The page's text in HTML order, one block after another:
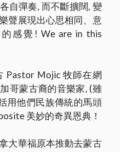
自彈奏, 而不斷擴闊, 變
聲展現出心思相同、意
感覺! We are in this
Pastor Mojic 牧師在網
哥蒙古裔的音樂家, (雖
用他們民族傳統的馬頭
美妙的奇異恩典！
大華福原本推動去蒙古